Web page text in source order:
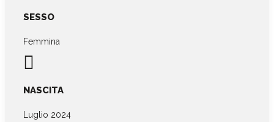
SESSO
Femmina

NASCITA
Luglio 2024